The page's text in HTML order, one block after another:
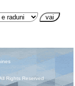
Rights Reserved